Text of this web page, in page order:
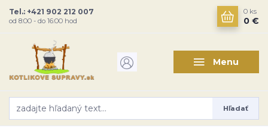
Menu
Hľadať
Tel.: +421 902 212 007
od 8:00 - do 16:00 hod
0 ks
0 €